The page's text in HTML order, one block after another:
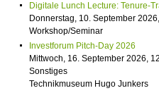
Digitale Lunch Lecture: Tenure-
Donnerstag, 10. September
Workshop/Seminar
Investforum Pitch-Day 2026
Mittwoch, 16. September 2026,
Sonstiges
Technikmuseum Hugo Junkers